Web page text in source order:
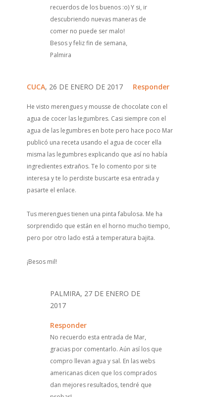
recuerdos de los buenos :o) Y si, ir
descubriendo nuevas maneras de
comer no puede ser malo!
Besos y feliz fin de semana,
Palmira
CUCA, 26 DE ENERO DE 2017 Responder
He visto merengues y mousse de chocolate con el
agua de cocer las legumbres. Casi siempre con el
agua de las legumbres en bote pero hace poco Mar
publicó una receta usando el agua de cocer ella
misma las legumbres explicando que así no había
ingredientes extraños. Te lo comento por si te
interesa y te lo perdiste buscarte esa entrada y
pasarte el enlace.
Tus merengues tienen una pinta fabulosa. Me ha
sorprendido que están en el horno mucho tiempo,
pero por otro lado está a temperatura bajita.
¡Besos mil!
PALMIRA, 27 DE ENERO DE
2017
Responder
No recuerdo esta entrada de Mar,
gracias por comentarlo. Aún así los que
compro llevan agua y sal. En las webs
americanas dicen que los comprados
dan mejores resultados, tendré que